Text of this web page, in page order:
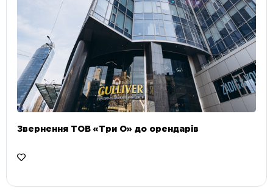
Звернення ТОВ «Три О» до орендарів